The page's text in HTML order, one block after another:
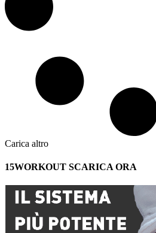
Carica altro
15WORKOUT SCARICA ORA